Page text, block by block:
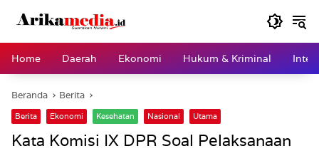
Home
Daerah Ekonomi Hukum & Kriminal
Beranda Berita
Berita Ekonomi Kesehatan Nasional Utama
Kata Komisi IX DPR Soal Pelaksanaan